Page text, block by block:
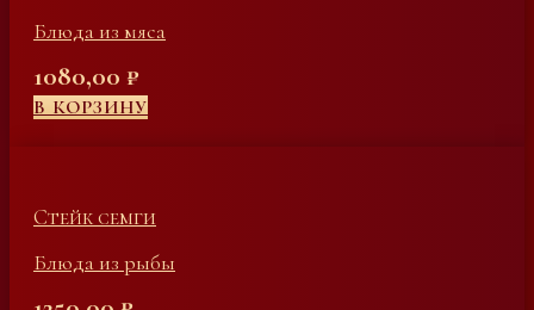
Блюда из мяса
1080,00 ₽
В КОРЗИНУ
Стейк семги
Блюда из рыбы